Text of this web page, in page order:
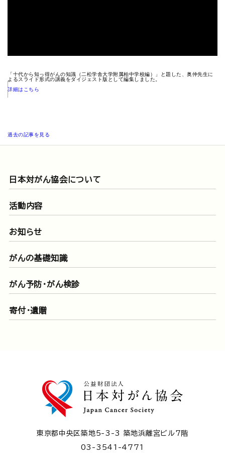
「十代から知っ得がんの知識（二松学舎大学附属柏中学校編）」と題した、奥仲先生に
よるスライド形式の講義をダイジェスト版として編集しました。
詳細はこちら
過去の記事を見る
日本対がん協会について
活動内容
お知らせ
がんの基礎知識
がん予防・がん検診
寄付・遺贈
東京都中央区築地5-3-3 築地浜離宮ビル7階
03-3541-4771